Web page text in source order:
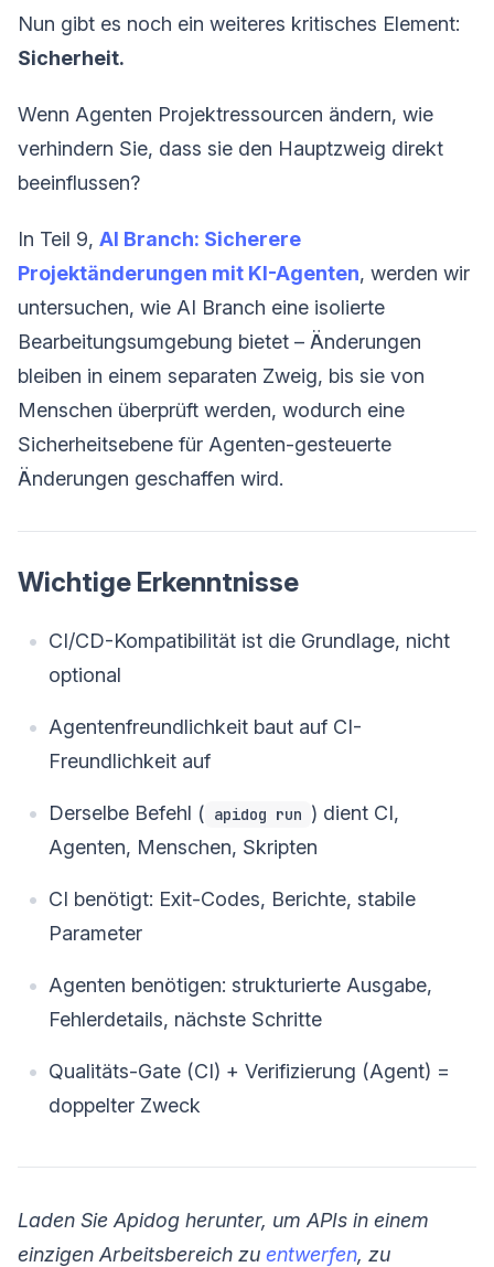
Nun gibt es noch ein weiteres kritisches Element:
Sicherheit.
Wenn Agenten Projektressourcen ändern, wie
verhindern Sie, dass sie den Hauptzweig direkt
beeinflussen?
In Teil 9, AI Branch: Sicherere
Projektänderungen mit KI-Agenten, werden wir
untersuchen, wie AI Branch eine isolierte
Bearbeitungsumgebung bietet – Änderungen
bleiben in einem separaten Zweig, bis sie von
Menschen überprüft werden, wodurch eine
Sicherheitsebene für Agenten-gesteuerte
Änderungen geschaffen wird.
Wichtige Erkenntnisse
CI/CD-Kompatibilität ist die Grundlage, nicht
optional
Agentenfreundlichkeit baut auf CI-
Freundlichkeit auf
Derselbe Befehl ( apidog run ) dient CI,
Agenten, Menschen, Skripten
CI benötigt: Exit-Codes, Berichte, stabile
Parameter
Agenten benötigen: strukturierte Ausgabe,
Fehlerdetails, nächste Schritte
Qualitäts-Gate (CI) + Verifizierung (Agent) =
doppelter Zweck
Laden Sie Apidog herunter, um APIs in einem
einzigen Arbeitsbereich zu entwerfen, zu